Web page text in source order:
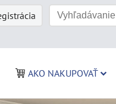
AKO NAKUPOVAŤ